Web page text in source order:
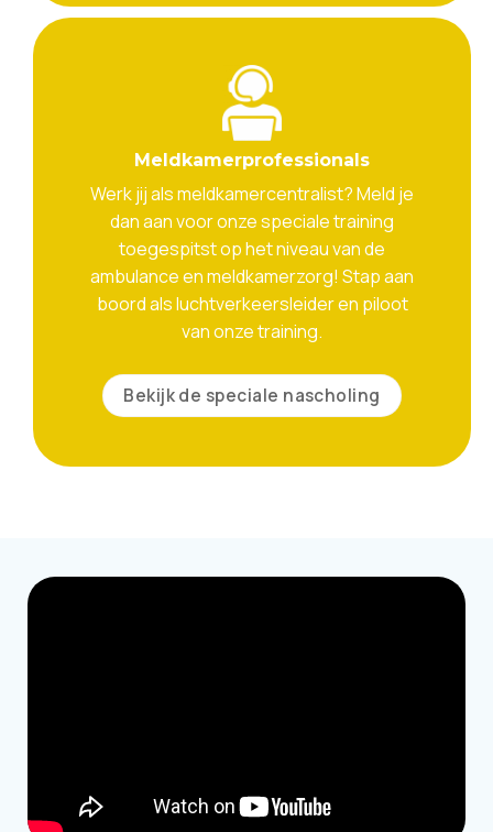
Meldkamerprofessionals
Werk jij als meldkamercentralist? Meld je
dan aan voor onze speciale training
toegespitst op het niveau van de
ambulance en meldkamerzorg! Stap aan
boord als luchtverkeersleider en piloot
van onze training.
Bekijk de speciale nascholing